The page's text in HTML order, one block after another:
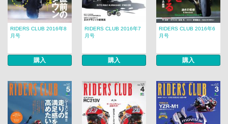
RIDERS CLUB 2016年8
月号
購入
RIDERS CLUB 2016年7
月号
購入
RIDERS CLUB 2016年6
月号
購入